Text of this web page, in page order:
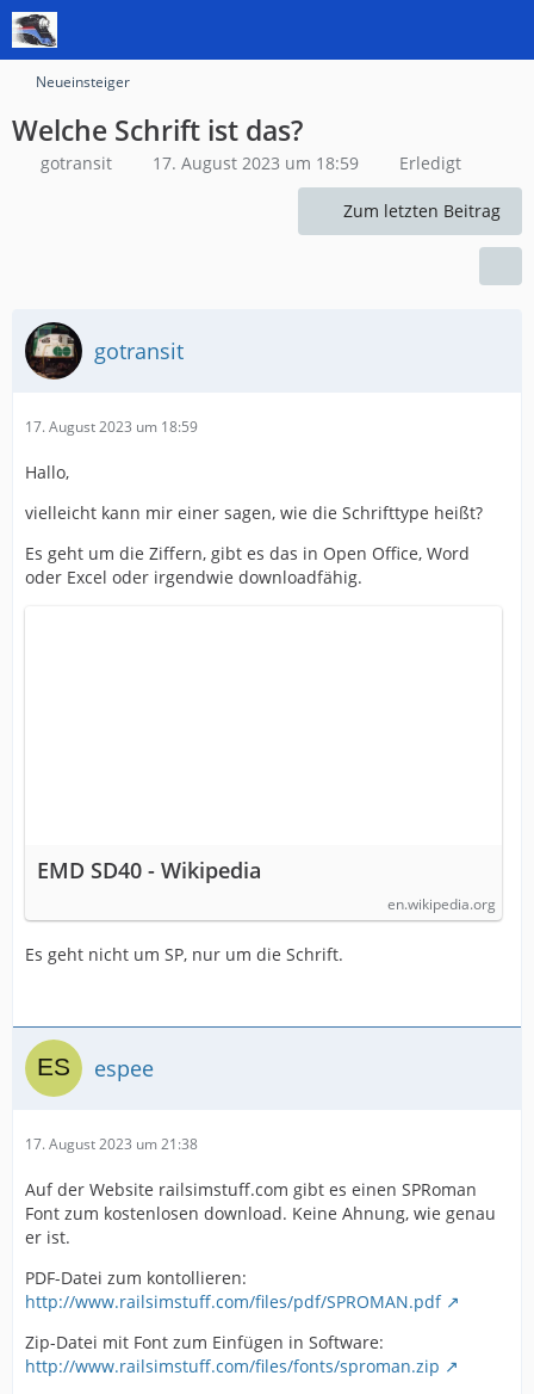
Neueinsteiger
Welche Schrift ist das?
gotransit 17. August 2023 um 18:59 Erledigt
Zum letzten Beitrag
gotransit
17. August 2023 um 18:59
Hallo,
vielleicht kann mir einer sagen, wie die Schrifttype heißt?
Es geht um die Ziffern, gibt es das in Open Office, Word
oder Excel oder irgendwie downloadfähig.
EMD SD40 - Wikipedia
en.wikipedia.org
Es geht nicht um SP, nur um die Schrift.
espee
17. August 2023 um 21:38
Auf der Website railsimstuff.com gibt es einen SPRoman
Font zum kostenlosen download. Keine Ahnung, wie genau
er ist.
PDF-Datei zum kontollieren:
http://www.railsimstuff.com/files/pdf/SPROMAN.pdf
Zip-Datei mit Font zum Einfügen in Software:
http://www.railsimstuff.com/files/fonts/sproman.zip